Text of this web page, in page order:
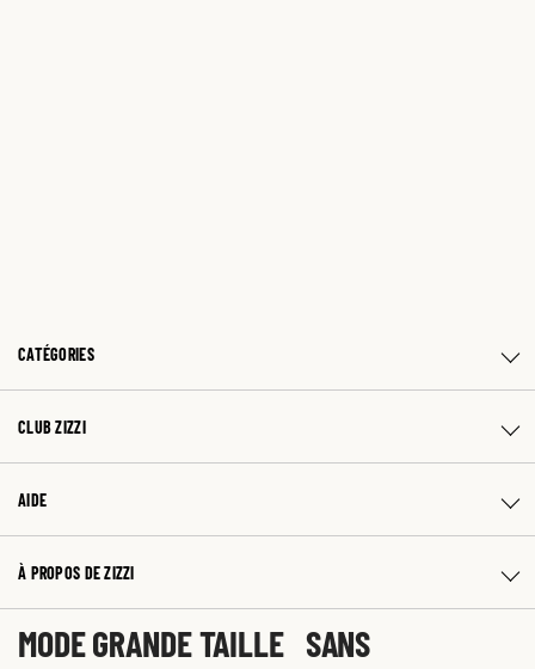
CATÉGORIES
CLUB ZIZZI
AIDE
À PROPOS DE ZIZZI
MODE GRANDE TAILLE SANS